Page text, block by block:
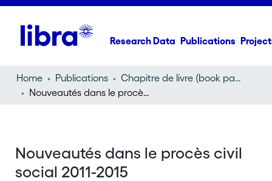
Research Data Publications
Home Publications
Chapitre de livre (book part)
Nouveautés dans le procès civil social 2011-2015
Nouveautés dans le procès civil
social 2011-2015